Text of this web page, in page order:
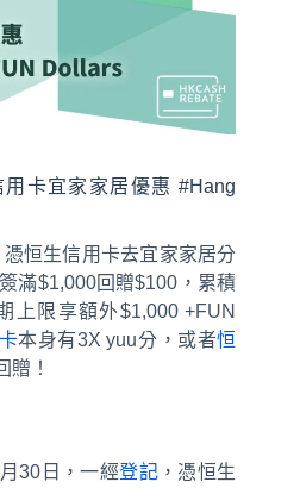
卡宜家家居優惠 #Hang
恒生信用卡去宜家家居分
滿$1,000回贈$100，累積
上限享額外$1,000 +FUN
本身有3X yuu分，或者恒
贈！
30日，一經登記 ，憑恒生